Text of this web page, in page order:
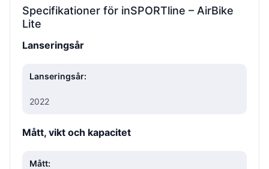
Specifikationer för inSPORTline – AirBike
Lite
Lanseringsår
Lanseringsår:
2022
Mått, vikt och kapacitet
Mått: